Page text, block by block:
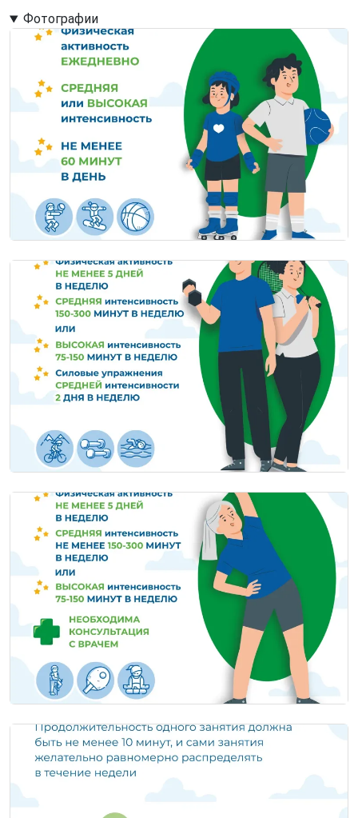
Фотографии
Image
Image
Image
Image